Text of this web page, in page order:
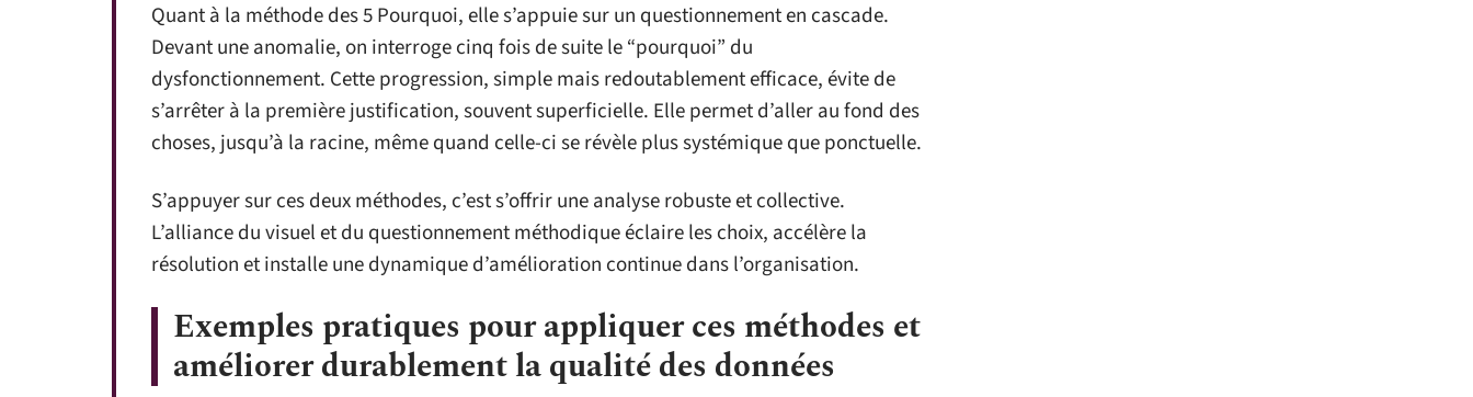
Quant à la méthode des 5 Pourquoi, elle s’appuie sur un questionnement en cascade.
Devant une anomalie, on interroge cinq fois de suite le “pourquoi” du
dysfonctionnement. Cette progression, simple mais redoutablement efficace, évite de
s’arrêter à la première justification, souvent superficielle. Elle permet d’aller au fond des
choses, jusqu’à la racine, même quand celle-ci se révèle plus systémique que ponctuelle.
S’appuyer sur ces deux méthodes, c’est s’offrir une analyse robuste et collective.
L’alliance du visuel et du questionnement méthodique éclaire les choix, accélère la
résolution et installe une dynamique d’amélioration continue dans l’organisation.
Exemples pratiques pour appliquer ces méthodes et
améliorer durablement la qualité des données